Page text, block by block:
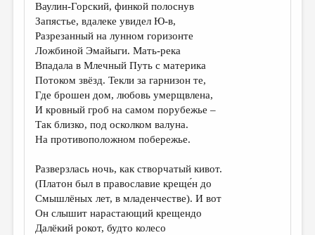
Ваулин-Горский, финкой полоснув
Запястье, вдалеке увидел Ю-в,
Разрезанный на лунном горизонте
Ложбиной Эмайыги. Мать-река
Впадала в Млечный Путь с материка
Потоком звёзд. Текли за гарнизон те,
Где брошен дом, любовь умерщвлена,
И кровный гроб на самом порубежье –
Так близко, под осколком валуна.
На противоположном побережье.
Разверзлась ночь, как створчатый кивот.
(Платон был в православие креще́н до
Смышлёных лет, в младенчестве). И вот
Он слышит нарастающий крещендо
Далёкий рокот, будто колесо